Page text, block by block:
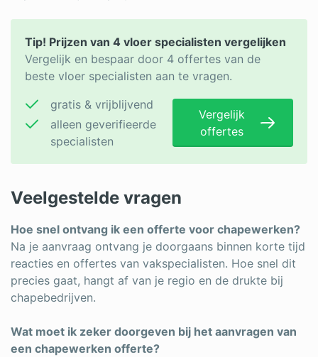
Tip! Prijzen van 4 vloer specialisten vergelijken
Vergelijk en bespaar door 4 offertes van de
beste vloer specialisten aan te vragen.
gratis & vrijblijvend
alleen geverifieerde
specialisten
Vergelijk
offertes
Veelgestelde vragen
Hoe snel ontvang ik een offerte voor chapewerken?
Na je aanvraag ontvang je doorgaans binnen korte tijd
reacties en offertes van vakspecialisten. Hoe snel dit
precies gaat, hangt af van je regio en de drukte bij
chapebedrijven.
Wat moet ik zeker doorgeven bij het aanvragen van
een chapewerken offerte?